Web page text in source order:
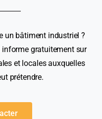
un bâtiment industriel ?
gratuitement sur
et locales auxquelles
prétendre.